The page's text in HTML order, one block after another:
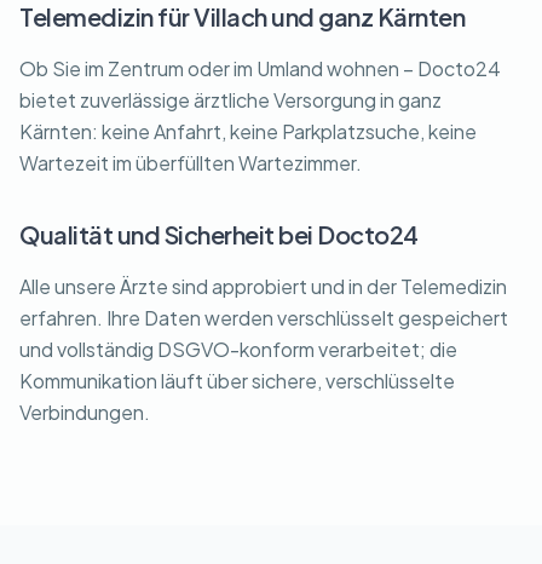
Telemedizin für Villach und ganz Kärnten
Ob Sie im Zentrum oder im Umland wohnen – Docto24
bietet zuverlässige ärztliche Versorgung in ganz
Kärnten: keine Anfahrt, keine Parkplatzsuche, keine
Wartezeit im überfüllten Wartezimmer.
Qualität und Sicherheit bei Docto24
Alle unsere Ärzte sind approbiert und in der Telemedizin
erfahren. Ihre Daten werden verschlüsselt gespeichert
und vollständig DSGVO-konform verarbeitet; die
Kommunikation läuft über sichere, verschlüsselte
Verbindungen.